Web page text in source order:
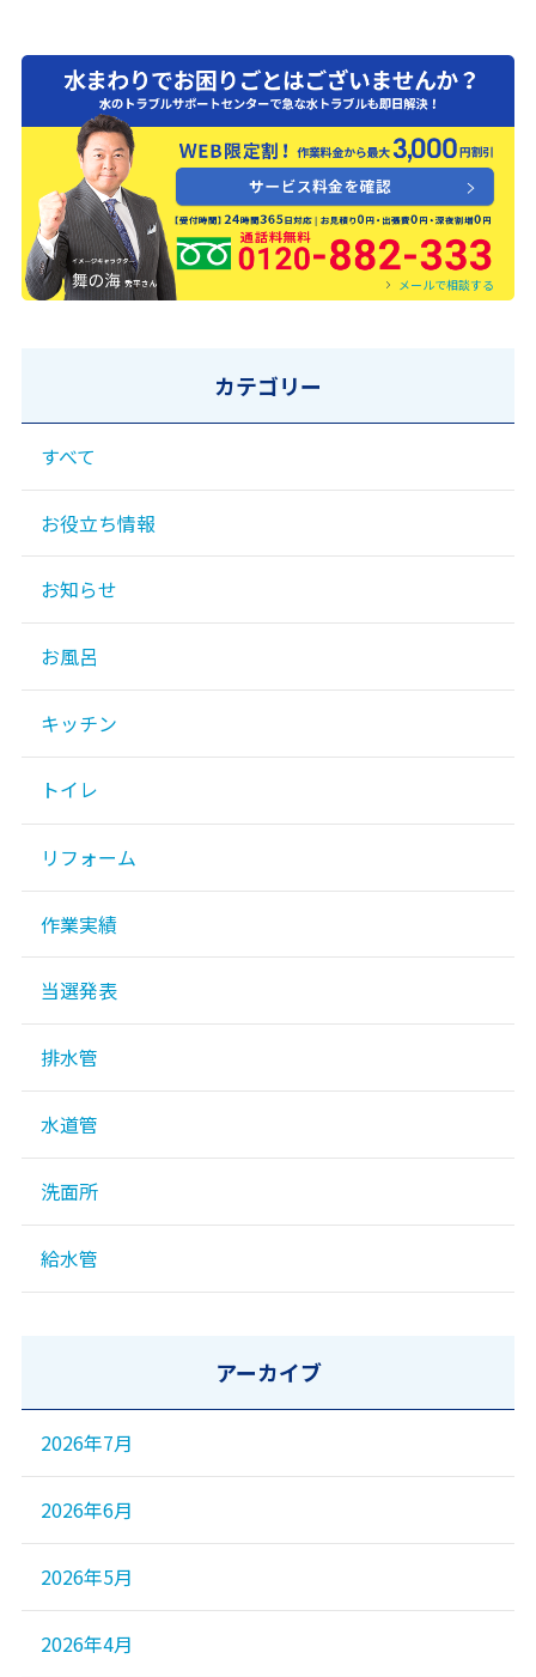
0120-882-333
メールで相談する
カテゴリー
すべて
お役立ち情報
お知らせ
お風呂
キッチン
トイレ
リフォーム
作業実績
当選発表
排水管
水道管
洗面所
給水管
アーカイブ
2026年7月
2026年6月
2026年5月
2026年4月